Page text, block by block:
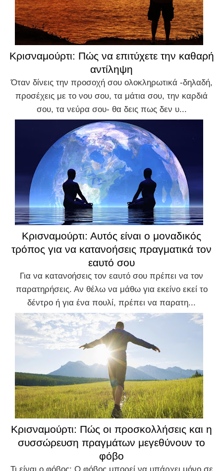
Κρισναμούρτι: Πώς να επιτύχετε την καθαρή
αντίληψη
Όταν δίνεις την προσοχή σου ολοκληρωτικά -δηλαδή,
προσέχεις με το νου σου, τα μάτια σου, την καρδιά
σου, τα νεύρα σου- θα δεις πως δεν υ...
Κρισναμούρτι: Αυτός είναι ο μοναδικός
τρόπος για να κατανοήσεις πραγματικά τον
εαυτό σου
Για να κατανοήσεις τον εαυτό σου πρέπει να τον
παρατηρήσεις. Αν θέλω να μάθω για εκείνο εκεί το
δέντρο ή για ένα πουλί, πρέπει να παρατη...
Κρισναμούρτι: Πώς οι προσκολλήσεις και η
συσσώρευση πραγμάτων μεγεθύνουν το
φόβο